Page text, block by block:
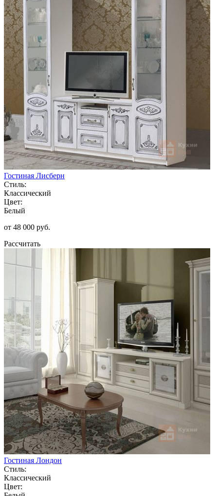
Гостиная Лисберн
Стиль:
Классический
Цвет:
Белый
от 48 000 руб.
Рассчитать
Гостиная Лондон
Стиль:
Классический
Цвет: